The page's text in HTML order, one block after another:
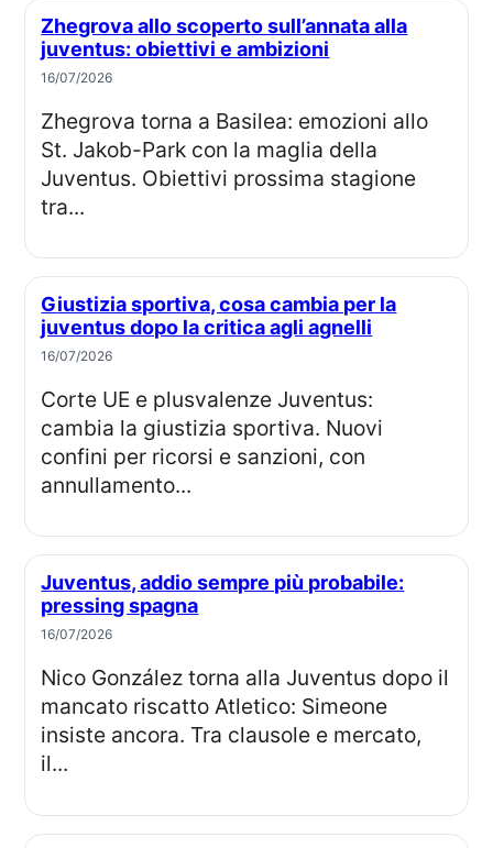
Zhegrova allo scoperto sull’annata alla
juventus: obiettivi e ambizioni
16/07/2026
Zhegrova torna a Basilea: emozioni allo
St. Jakob-Park con la maglia della
Juventus. Obiettivi prossima stagione
tra...
Giustizia sportiva, cosa cambia per la
juventus dopo la critica agli agnelli
16/07/2026
Corte UE e plusvalenze Juventus:
cambia la giustizia sportiva. Nuovi
confini per ricorsi e sanzioni, con
annullamento...
Juventus, addio sempre più probabile:
pressing spagna
16/07/2026
Nico González torna alla Juventus dopo il
mancato riscatto Atletico: Simeone
insiste ancora. Tra clausole e mercato,
il...